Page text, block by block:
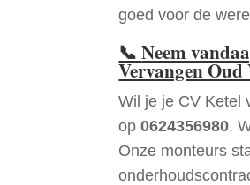
goed voor de
📞Neem
Vervangen
Wil je je CV Ketel
op0624356980.
Onze monteurs